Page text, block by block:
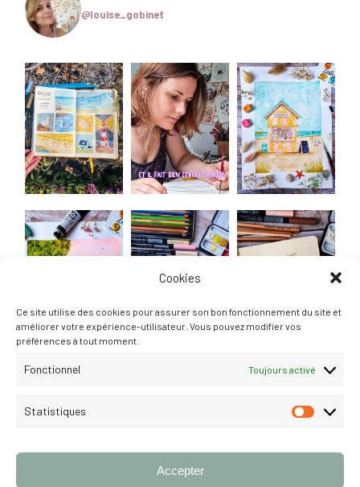
Cookies
Ce site utilise des cookies pour assurer son bon fonctionnement du site et
améliorer votre expérience-utilisateur. Vous pouvez modifier vos
préférences à tout moment.
Fonctionnel Toujours activé
Statistiques
Accepter
@louise_gobinet